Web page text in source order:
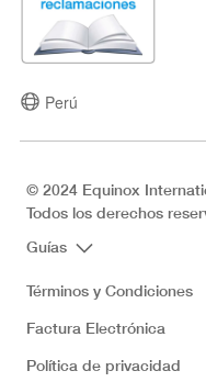
Perú
© 2024 Equinox
Todos los derechos
Guías
Términos y Condiciones
Factura Electrónica
Política de privacidad